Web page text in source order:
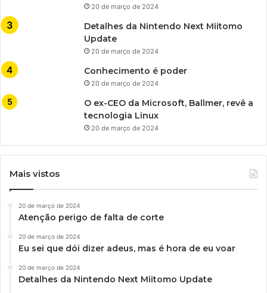
20 de março de 2024
Detalhes da Nintendo Next Miitomo
Update
20 de março de 2024
Conhecimento é poder
20 de março de 2024
O ex-CEO da Microsoft, Ballmer, revê a
tecnologia Linux
20 de março de 2024
Mais vistos
20 de março de 2024
Atenção perigo de falta de corte
20 de março de 2024
Eu sei que dói dizer adeus, mas é hora de eu voar
20 de março de 2024
Detalhes da Nintendo Next Miitomo Update